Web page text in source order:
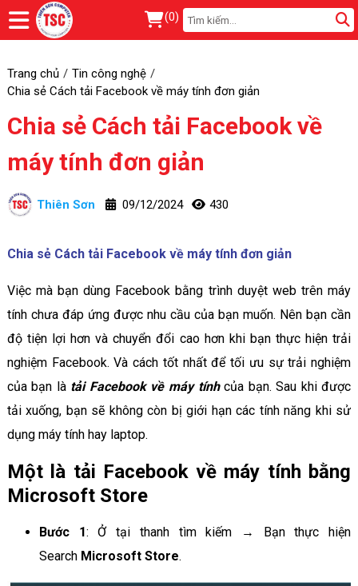
(0)
Trang chủ
Tin công nghệ
Chia sẻ Cách tải Facebook về máy tính đơn giản
Chia sẻ Cách tải Facebook về
máy tính đơn giản
Thiên Sơn 09/12/2024 430
Chia sẻ Cách tải Facebook về máy tính đơn giản
Việc mà bạn dùng Facebook bằng trình duyệt web trên máy
tính chưa đáp ứng được nhu cầu của bạn muốn. Nên bạn cần
độ tiện lợi hơn và chuyển đổi cao hơn khi bạn thực hiện trải
nghiệm Facebook. Và cách tốt nhất để tối ưu sự trải nghiệm
của bạn là tải Facebook về máy tínhcủa bạn. Sau khi được
tải xuống, bạn sẽ không còn bị giới hạn các tính năng khi sử
dụng máy tính hay laptop.
Một là tải Facebook về máy tính bằng
Microsoft Store
Bước 1: Ở tại thanh tìm kiếm → Bạn thực hiện
Search Microsoft Store.